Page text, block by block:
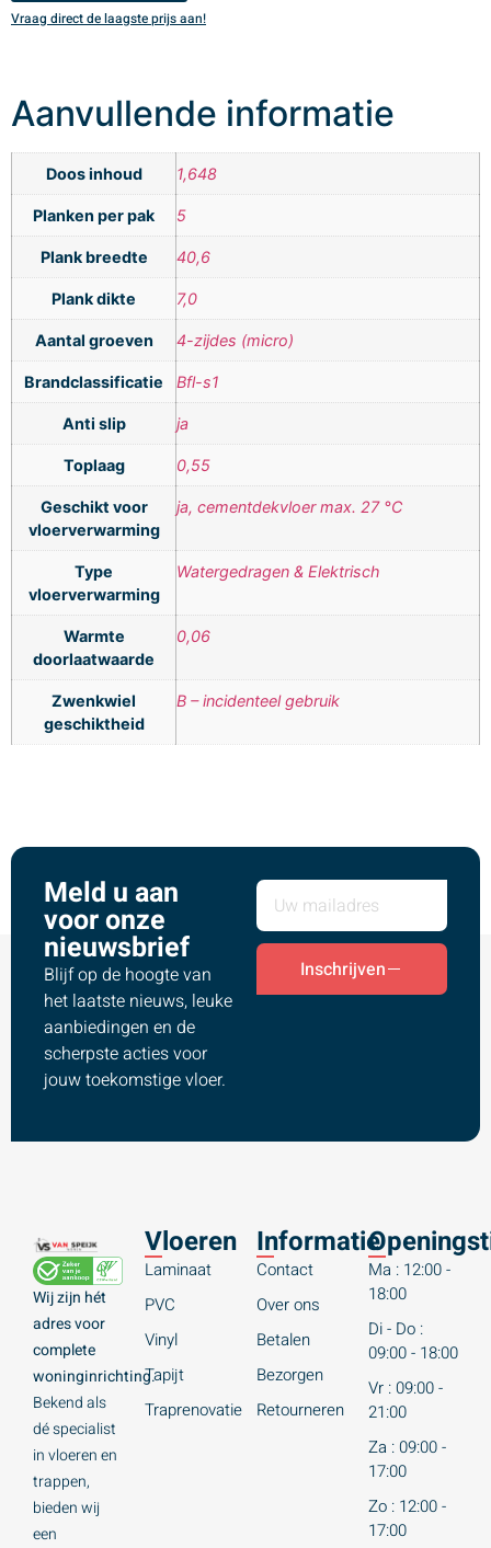
Vraag direct de laagste prijs aan!
Aanvullende informatie
Doos inhoud 1,648
Planken per pak 5
Plank breedte 40,6
Plank dikte 7,0
Aantal groeven 4-zijdes (micro)
Brandclassificatie Bfl-s1
Anti slip ja
Toplaag 0,55
Geschikt voor
vloerverwarming
ja, cementdekvloer max. 27 °C
Type
vloerverwarming
Watergedragen & Elektrisch
Warmte
doorlaatwaarde
0,06
Zwenkwiel
geschiktheid
B – incidenteel gebruik
Meld u aan
voor onze
nieuwsbrief
Blijf op de hoogte van
het laatste nieuws, leuke
aanbiedingen en de
scherpste acties voor
jouw toekomstige vloer.
Inschrijven
Wij zijn hét
adres voor
complete
woninginrichting.
Bekend als
dé specialist
in vloeren en
trappen,
bieden wij
een
Vloeren
Laminaat
PVC
Vinyl
Tapijt
Traprenovatie
Informatie
Contact
Over ons
Betalen
Bezorgen
Retourneren
Ma : 12:00 -
18:00
Di - Do :
09:00 - 18:00
Vr : 09:00 -
21:00
Za : 09:00 -
17:00
Zo : 12:00 -
17:00